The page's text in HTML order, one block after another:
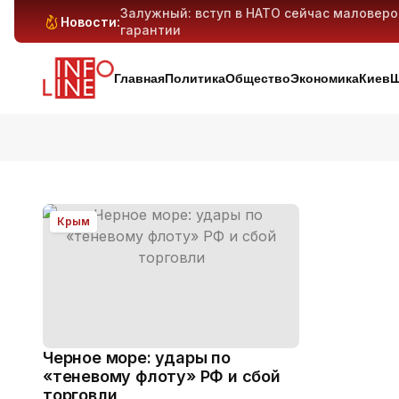
Новости:
Залужный: вступ в НАТО сейчас
гарантии
Антибиотикорезистентность у детей
Генеративный ИИ может вытеснить
Киев и область под массированным
ГлавнаяПолитикаОбществоЭкономикаКиев
Крым
Черное море: удары по
«теневому флоту» РФ и сбой
торговли